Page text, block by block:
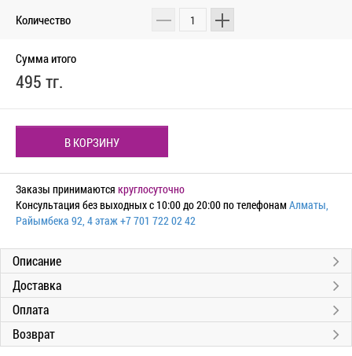
Количество
Сумма итого
495 тг.
В КОРЗИНУ
Заказы принимаются круглосуточно
Консультация без выходных с 10:00 до 20:00 по телефонамАлматы,
Райымбека 92, 4 этаж+7 701 722 02 42
Описание
Доставка
Оплата
Возврат